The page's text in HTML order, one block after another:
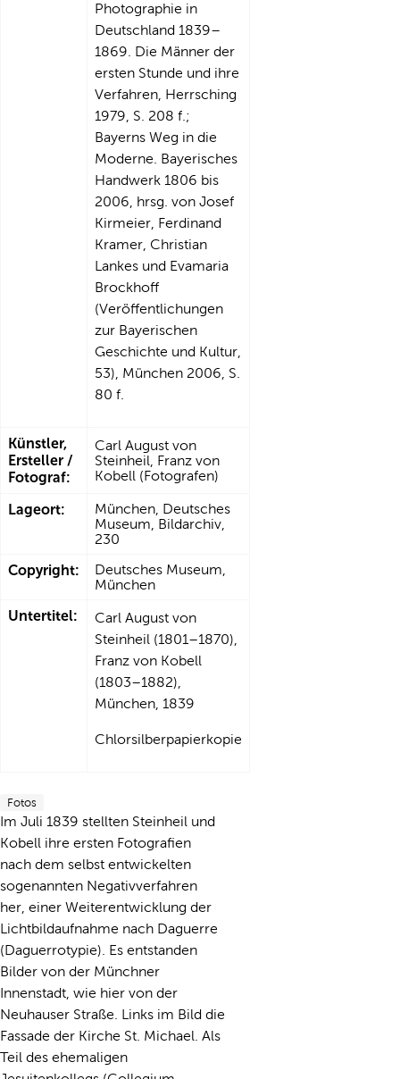
Photographie in
Deutschland 1839–
1869. Die Männer der
ersten Stunde und ihre
Verfahren, Herrsching
1979, S. 208 f.;
Bayerns Weg in die
Moderne. Bayerisches
Handwerk 1806 bis
2006, hrsg. von Josef
Kirmeier, Ferdinand
Kramer, Christian
Lankes und Evamaria
Brockhoff
(Veröffentlichungen
zur Bayerischen
Geschichte und Kultur,
53), München 2006, S.
80 f.
Künstler,
Ersteller /
Fotograf:
Carl August von
Steinheil, Franz von
Kobell (Fotografen)
Lageort:
München, Deutsches
Museum, Bildarchiv,
230
Copyright:
Deutsches Museum,
München
Untertitel:
Carl August von
Steinheil (1801–1870),
Franz von Kobell
(1803–1882),
München, 1839
Chlorsilberpapierkopie
Fotos
Im Juli 1839 stellten Steinheil und
Kobell ihre ersten Fotografien
nach dem selbst entwickelten
sogenannten Negativverfahren
her, einer Weiterentwicklung der
Lichtbildaufnahme nach Daguerre
(Daguerrotypie). Es entstanden
Bilder von der Münchner
Innenstadt, wie hier von der
Neuhauser Straße. Links im Bild die
Fassade der Kirche St. Michael. Als
Teil des ehemaligen